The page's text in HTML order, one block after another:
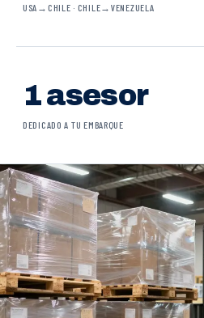
USA→CHILE · CHILE→VENEZUELA
1 asesor
DEDICADO A TU EMBARQUE